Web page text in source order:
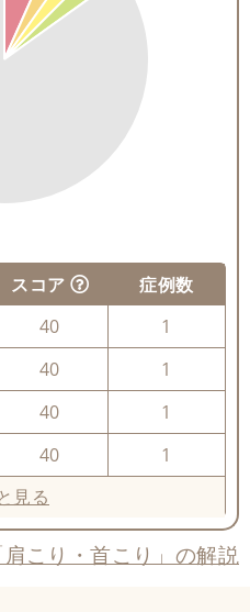
スコア
症例数
40
1
40
1
40
1
40
1
見る
肩こり・首こり」の解説